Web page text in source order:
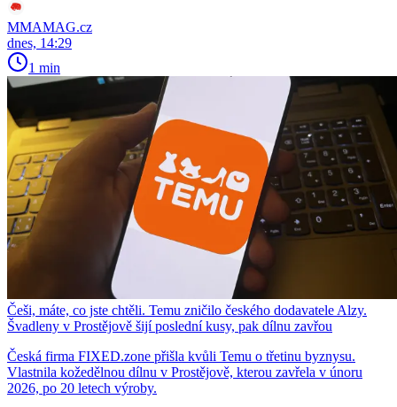
MMAMAG.cz
dnes, 14:29
1 min
Češi, máte, co jste chtěli. Temu zničilo českého dodavatele Alzy.
Švadleny v Prostějově šijí poslední kusy, pak dílnu zavřou
Česká firma FIXED.zone přišla kvůli Temu o třetinu byznysu.
Vlastnila kožedělnou dílnu v Prostějově, kterou zavřela v únoru
2026, po 20 letech výroby.